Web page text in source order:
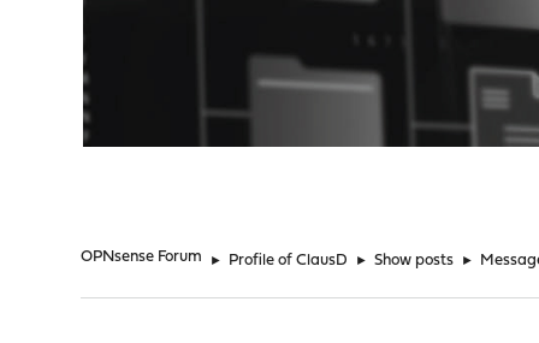
OPNsense Forum ► Profile of ClausD ► Show posts ►